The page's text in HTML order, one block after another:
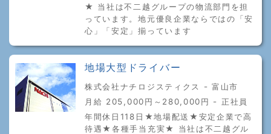
★ 当社は不二越グループの物流部門を担
っています。地元優良企業ならではの「安
心」「安定」揃っています
地場大型ドライバー
株式会社ナチロジスティクス - 富山市
月給 205,000円～280,000円 - 正社員
年間休日118日★地場配送★安定企業で高
待遇★各種手当充実★ 当社は不二越グル